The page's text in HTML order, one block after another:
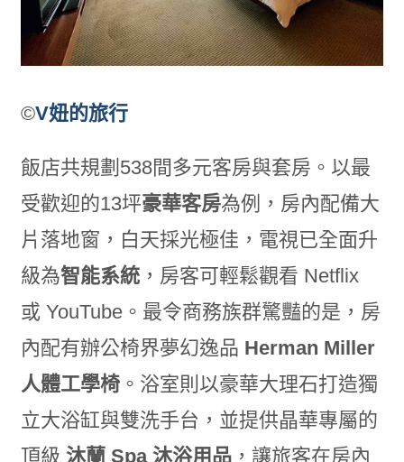
©V妞的旅行
飯店共規劃538間多元客房與套房。以最
受歡迎的13坪豪華客房為例，房內配備大
片落地窗，白天採光極佳，電視已全面升
級為智能系統，房客可輕鬆觀看 Netflix
或 YouTube。最令商務族群驚豔的是，房
內配有辦公椅界夢幻逸品 Herman Miller
人體工學椅。浴室則以豪華大理石打造獨
立大浴缸與雙洗手台，並提供晶華專屬的
頂級 沐蘭 Spa 沐浴用品，讓旅客在房內